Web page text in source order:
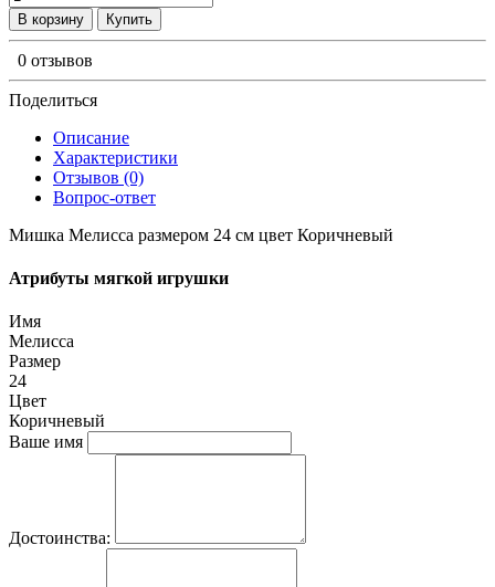
В корзину Купить
0 отзывов
Поделиться
Описание
Характеристики
Отзывов (0)
Вопрос-ответ
Мишка Мелисса размером 24 см цвет Коричневый
Атрибуты мягкой игрушки
Имя
Мелисса
Размер
24
Цвет
Коричневый
Ваше имя
Достоинства: